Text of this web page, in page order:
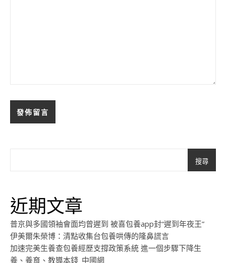
搜尋
近期文章
普京與多國領袖會面均曾遲到 被喜包養app封“遲到年夜王”
伊美爾朱榮博：清點收集台包養哄傳的隆鼻謊言
加速完美生養查包養經歷支撐政策系統 進一個步驟下降生
養、養育、教導本錢_中國網